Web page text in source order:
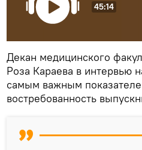
45:14
Декан медицинского
Роза Караева в интервью
самым важным
востребованность